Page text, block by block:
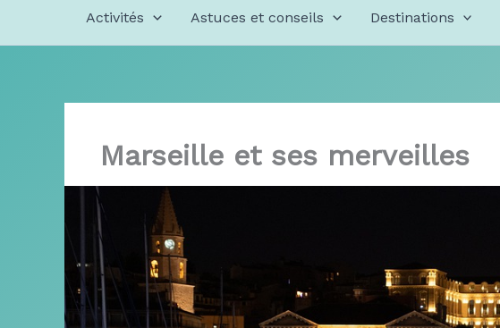
Activités Astuces et conseils Destinations
Marseille et ses merveilles